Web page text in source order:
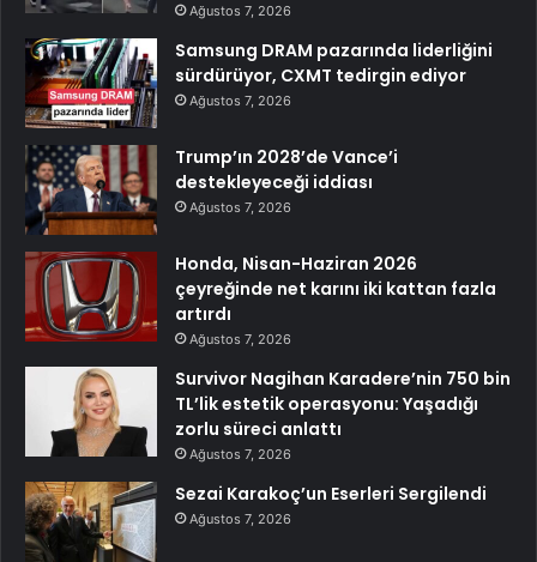
Ağustos 7, 2026
Samsung DRAM pazarında liderliğini
sürdürüyor, CXMT tedirgin ediyor
Ağustos 7, 2026
Trump’ın 2028’de Vance’i
destekleyeceği iddiası
Ağustos 7, 2026
Honda, Nisan-Haziran 2026
çeyreğinde net karını iki kattan fazla
artırdı
Ağustos 7, 2026
Survivor Nagihan Karadere’nin 750 bin
TL’lik estetik operasyonu: Yaşadığı
zorlu süreci anlattı
Ağustos 7, 2026
Sezai Karakoç’un Eserleri Sergilendi
Ağustos 7, 2026